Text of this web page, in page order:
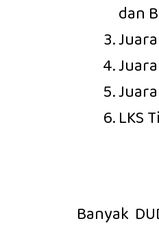
dan
Juara
LKS
Banyak